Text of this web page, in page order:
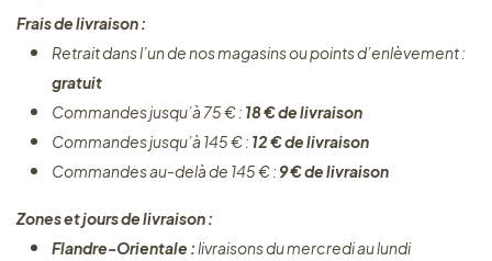
Frais de livraison :
Retrait dans l’un de nos magasins ou points d’enlèvement :
gratuit
Commandes jusqu’à 75 € : 18 € de livraison
Commandes jusqu’à 145 € : 12 € de livraison
Commandes au-delà de 145 € : 9 € de livraison
Zones et jours de livraison :
Flandre-Orientale :livraisons du mercredi au lundi